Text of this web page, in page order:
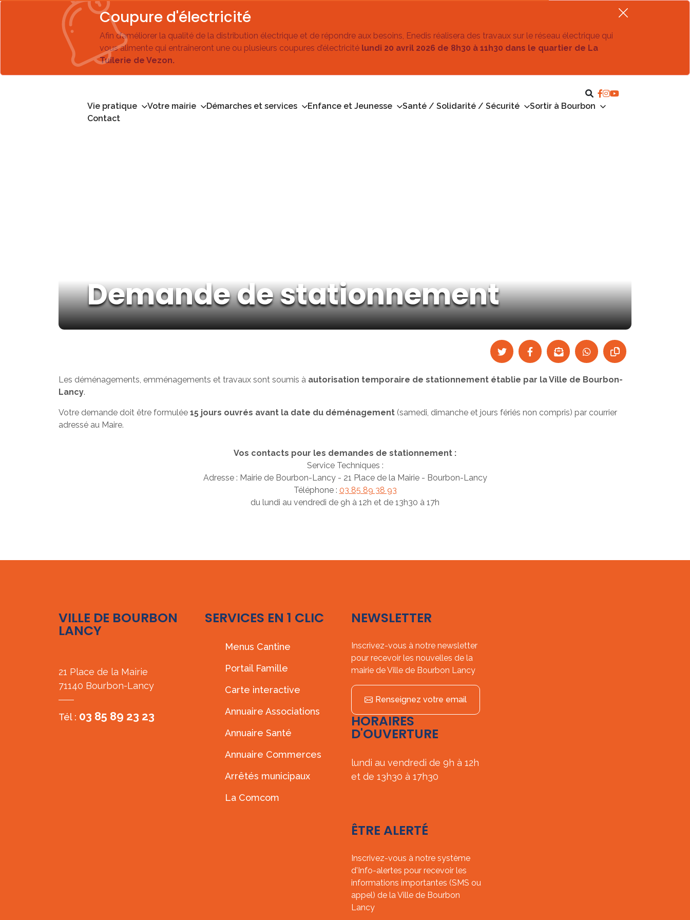
Coupure d'électricité
Afin d’améliorer la qualité de la distribution électrique et de répondre aux besoins, Enedis réalisera des travaux sur le réseau électrique qui
vous alimente qui entraîneront une ou plusieurs coupures d’électricité lundi 20 avril 2026 de 8h30 à 11h30 dans le quartier de La
Tuilerie de Vezon.
Vie pratique Votre mairie Démarches et services Enfance et Jeunesse Santé / Solidarité / Sécurité
Sortir à Bourbon
Contact
Demande de stationnement
Les déménagements, emménagements et travaux sont soumis à autorisation temporaire de stationnement établie par la Ville de Bourbon-
Lancy.
Votre demande doit être formulée 15 jours ouvrés avant la date du déménagement (samedi, dimanche et jours fériés non compris) par courrier
adressé au Maire.
Vos contacts pour les demandes de stationnement :
Service Techniques :
Adresse : Mairie de Bourbon-Lancy - 21 Place de la Mairie - Bourbon-Lancy
Téléphone : 03 85 89 38 93
du lundi au vendredi de 9h à 12h et de 13h30 à 17h
VILLE DE BOURBON
LANCY
21 Place de la Mairie
71140 Bourbon-Lancy
Tél : 03 85 89 23 23
SERVICES EN 1 CLIC
Menus Cantine
Portail Famille
Carte interactive
Annuaire Associations
Annuaire Santé
Annuaire Commerces
Arrêtés municipaux
La Comcom
NEWSLETTER
Inscrivez-vous à notre newsletter
pour recevoir les nouvelles de la
mairie de Ville de Bourbon Lancy
Renseignez votre email
HORAIRES
D'OUVERTURE
lundi au vendredi de 9h à 12h
et de 13h30 à 17h30
ÊTRE ALERTÉ
Inscrivez-vous à notre système
d'Info-alertes pour recevoir les
informations importantes (SMS ou
appel) de la Ville de Bourbon
Lancy